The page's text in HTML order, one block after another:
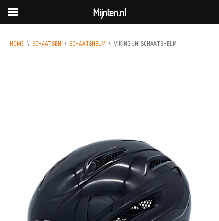
HOME \ SCHAATSEN \ SCHAATSHELM \ VIKING UNI SCHAATSHELM
Mijnten.nl